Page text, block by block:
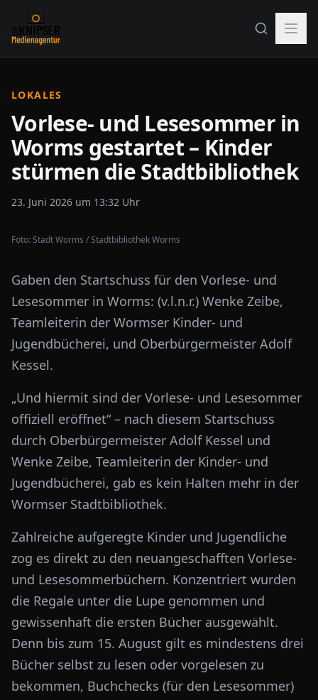
LOKALES
Vorlese- und Lesesommer in
Worms gestartet – Kinder
stürmen die Stadtbibliothek
23. Juni 2026 um 13:32 Uhr
Foto:Stadt Worms / Stadtbibliothek Worms
Gaben den Startschuss für den Vorlese- und
Lesesommer in Worms: (v.l.n.r.) Wenke Zeibe,
Teamleiterin der Wormser Kinder- und
Jugendbücherei, und Oberbürgermeister Adolf
Kessel.
„Und hiermit sind der Vorlese- und Lesesommer
offiziell eröffnet“ – nach diesem Startschuss
durch Oberbürgermeister Adolf Kessel und
Wenke Zeibe, Teamleiterin der Kinder- und
Jugendbücherei, gab es kein Halten mehr in der
Wormser Stadtbibliothek.
Zahlreiche aufgeregte Kinder und Jugendliche
zog es direkt zu den neuangeschafften Vorlese-
und Lesesommerbüchern. Konzentriert wurden
die Regale unter die Lupe genommen und
gewissenhaft die ersten Bücher ausgewählt.
Denn bis zum 15. August gilt es mindestens drei
Bücher selbst zu lesen oder vorgelesen zu
bekommen, Buchchecks (für den Lesesommer)